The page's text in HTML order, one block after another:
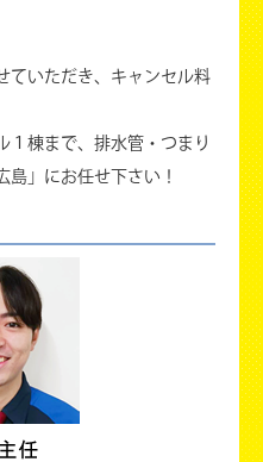
ていただき、キャンセル料
１棟まで、排水管・つまり
島」にお任せ下さい！